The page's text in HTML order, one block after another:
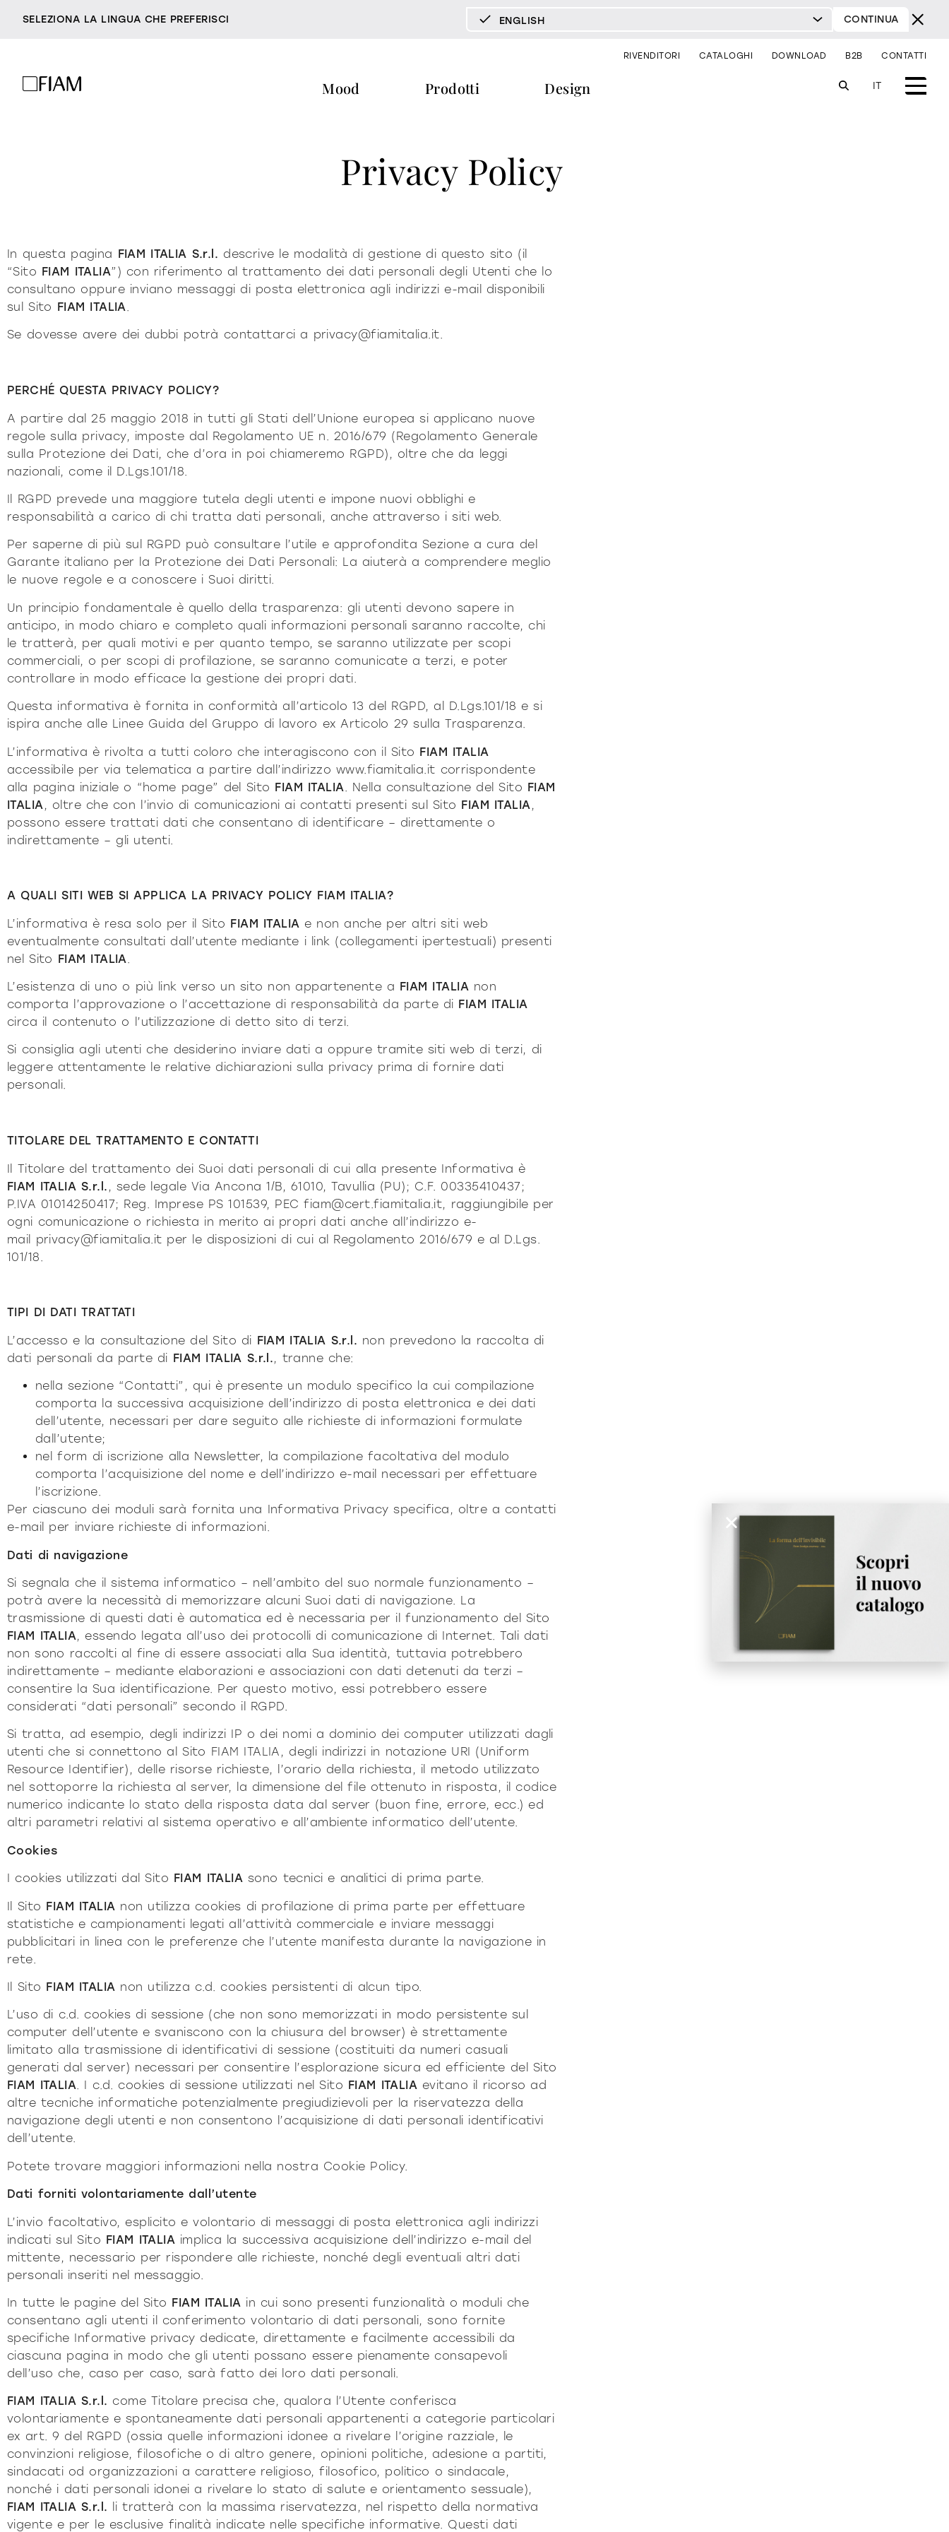
SELEZIONA LA LINGUA CHE PREFERISCI ENGLISH
ESPAÑOL
CONTINUA
RIVENDITORI CATALOGHI DOWNLOAD B2B CONTATTI
Mood Prodotti Design IT
MORBIDO DECISO
tavoli tavolini fronte e fianco divano
tutti i prodotti materioteca
responsabili per natura
villa miralfiore
download storie
Privacy Policy
In questa pagina FIAM ITALIA S.r.l. descrive le modalità di gestione di questo sito (il
“Sito FIAM ITALIA”) con riferimento al trattamento dei dati personali degli Utenti che lo
consultano oppure inviano messaggi di posta elettronica agli indirizzi e-mail disponibili
sul Sito FIAM ITALIA.
Se dovesse avere dei dubbi potrà contattarci a privacy@fiamitalia.it.
PERCHÉ QUESTA PRIVACY POLICY?
A partire dal 25 maggio 2018 in tutti gli Stati dell’Unione europea si applicano nuove
regole sulla privacy, imposte dal Regolamento UE n. 2016/679 (Regolamento Generale
sulla Protezione dei Dati, che d’ora in poi chiameremo RGPD), oltre che da leggi
nazionali, come il D.Lgs.101/18.
Il RGPD prevede una maggiore tutela degli utenti e impone nuovi obblighi e
responsabilità a carico di chi tratta dati personali, anche attraverso i siti web.
Per saperne di più sul RGPD può consultare l’utile e approfondita Sezione a cura del
Garante italiano per la Protezione dei Dati Personali: La aiuterà a comprendere meglio
le nuove regole e a conoscere i Suoi diritti.
Un principio fondamentale è quello della trasparenza: gli utenti devono sapere in
anticipo, in modo chiaro e completo quali informazioni personali saranno raccolte, chi
le tratterà, per quali motivi e per quanto tempo, se saranno utilizzate per scopi
commerciali, o per scopi di profilazione, se saranno comunicate a terzi, e poter
controllare in modo efficace la gestione dei propri dati.
Questa informativa è fornita in conformità all’articolo 13 del RGPD, al D.Lgs.101/18 e si
ispira anche alle Linee Guida del Gruppo di lavoro ex Articolo 29 sullaTrasparenza.
L’informativa è rivolta a tutti coloro che interagiscono con il Sito FIAM ITALIA
accessibile per via telematica a partire dall’indirizzo www.fiamitalia.it corrispondente
alla pagina iniziale o “home page” del Sito FIAM ITALIA . Nella consultazione del Sito FIAM
ITALIA , oltre che con l’invio di comunicazioni ai contatti presenti sul Sito FIAM ITALIA ,
possono essere trattati dati che consentano di identificare – direttamente o
indirettamente – gli utenti.
A QUALI SITI WEB SI APPLICA LA PRIVACY POLICY FIAM ITALIA?
L’informativa è resa solo per il Sito FIAM ITALIA e non anche per altri siti web
eventualmente consultati dall’utente mediante i link (collegamenti ipertestuali) presenti
nel Sito FIAM ITALIA
L’esistenza di uno o più link verso un sito non appartenente a FIAM ITALIA non
comporta l’approvazione o l’accettazione di responsabilità da parte di FIAM ITALIA
circa il contenuto o l’utilizzazione di detto sito di terzi.
Si consiglia agli utenti che desiderino inviare dati a oppure tramite siti web di terzi, di
leggere attentamente le relative dichiarazioni sulla privacy prima di fornire dati
personali.
TITOLARE DEL TRATTAMENTO E CONTATTI
Il Titolare del trattamento dei Suoi dati personali di cui alla presente Informativa è
FIAM ITALIA S.r.l. , sede legale Via Ancona 1/B, 61010, Tavullia (PU); C.F. 00335410437;
P.IVA 01014250417; Reg. Imprese PS 101539, PECfiam@cert.fiamitalia.it, raggiungibile per
ogni comunicazione o richiesta in merito ai propri dati anche all’indirizzo e-
mail privacy@fiamitalia.it per le disposizioni di cui al Regolamento 2016/679 e al D.Lgs.
101/18.
TIPI DI DATI TRATTATI
L’accesso e la consultazione del Sito di FIAM ITALIA S.r.l. non prevedono la raccolta di
dati personali da parte di FIAM ITALIA S.r.l., tranne che:
nella sezione “Contatti”, qui è presente un modulo specifico la cui compilazione
comporta la successiva acquisizione dell’indirizzo di posta elettronica e dei dati
dell’utente, necessari per dare seguito alle richieste di informazioni formulate
dall’utente;
nel form di iscrizione alla Newsletter, la compilazione facoltativa del modulo
comporta l’acquisizione del nome e dell’indirizzo e-mail necessari per effettuare
l’iscrizione.
Per ciascuno dei moduli sarà fornita una Informativa Privacy specifica, oltre a contatti
e-mail per inviare richieste di informazioni.
Dati di navigazione
Si segnala che il sistema informatico – nell’ambito del suo normale funzionamento –
potrà avere la necessità di memorizzare alcuni Suoi dati di navigazione. La
trasmissione di questi dati è automatica ed è necessaria per il funzionamento del Sito
FIAM ITALIA, essendo legata all’uso dei protocolli di comunicazione di Internet. Tali dati
non sono raccolti al fine di essere associati alla Sua identità, tuttavia potrebbero
indirettamente – mediante elaborazioni e associazioni con dati detenuti da terzi –
consentire la Sua identificazione. Per questo motivo, essi potrebbero essere
considerati “dati personali” secondo il RGPD.
Si tratta, ad esempio, degli indirizzi IP o dei nomi a dominio dei computer utilizzati dagli
utenti che si connettono al Sito FIAM ITALIA, degli indirizzi in notazione URI (Uniform
Resource Identifier), delle risorse richieste, l’orario della richiesta, il metodo utilizzato
nel sottoporre la richiesta al server, la dimensione del file ottenuto in risposta, il codice
numerico indicante lo stato della risposta data dal server (buon fine, errore, ecc.) ed
altri parametri relativi al sistema operativo e all’ambiente informatico dell’utente.
Cookies
I cookies utilizzati dal Sito FIAM ITALIA sono tecnici e analitici di prima parte.
Il Sito FIAM ITALIA non utilizza cookies di profilazione di prima parte per effettuare
statistiche e campionamenti legati all’attività commerciale e inviare messaggi
pubblicitari in linea con le preferenze che l’utente manifesta durante la navigazione in
rete.
Il Sito FIAM ITALIA non utilizza c.d. cookies persistenti di alcun tipo.
L’uso di c.d. cookies di sessione (che non sono memorizzati in modo persistente sul
computer dell’utente e svaniscono con la chiusura del browser) è strettamente
limitato alla trasmissione di identificativi di sessione (costituiti da numeri casuali
generati dal server) necessari per consentire l’esplorazione sicura ed efficiente del Sito
FIAM ITALIA. I c.d. cookies di sessione utilizzati nel Sito FIAM ITALIA evitano il ricorso ad
altre tecniche informatiche potenzialmente pregiudizievoli per la riservatezza della
navigazione degli utenti e non consentono l’acquisizione di dati personali identificativi
dell’utente.
Potete trovare maggiori informazioni nella nostra Cookie Policy.
Dati forniti volontariamente dall’utente
L’invio facoltativo, esplicito e volontario di messaggi di posta elettronica agli indirizzi
indicati sul Sito FIAM ITALIA implica la successiva acquisizione dell’indirizzo e-mail del
mittente, necessario per rispondere alle richieste, nonché degli eventuali altri dati
personali inseriti nel messaggio.
In tutte le pagine del Sito FIAM ITALIA in cui sono presenti funzionalità o moduli che
consentano agli utenti il conferimento volontario di dati personali, sono fornite
specifiche Informative privacy dedicate, direttamente e facilmente accessibili da
ciascuna pagina in modo che gli utenti possano essere pienamente consapevoli
dell’uso che, caso per caso, sarà fatto dei loro dati personali.
FIAM ITALIA S.r.l. come Titolare precisa che, qualora l’Utente conferisca
volontariamente e spontaneamente dati personali appartenenti a categorie particolari
ex art. 9 del RGPD (ossia quelle informazioni idonee a rivelare l’origine razziale, le
convinzioni religiose, filosofiche o di altro genere, opinioni politiche, adesione a partiti,
sindacati od organizzazioni a carattere religioso, filosofico, politico o sindacale,
nonché i dati personali idonei a rivelare lo stato di salute e orientamento sessuale),
FIAM ITALIA S.r.l. li tratterà con la massima riservatezza, nel rispetto della normativa
vigente e per le esclusive finalità indicate nelle specifiche informative. Questi dati